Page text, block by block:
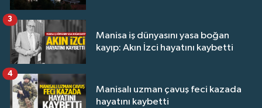
Manisa iş dünyasını yasa boğan
kayıp: Akın İzci hayatını kaybetti
3
Manisalı uzman çavuş feci kazada
hayatını kaybetti
4